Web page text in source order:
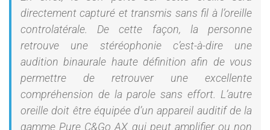
directement capturé et transmis sans fil à l’oreille
controlatérale. De cette façon, la personne
retrouve une stéréophonie c’est-à-dire une
audition binaurale haute définition afin de vous
permettre de retrouver une excellente
compréhension de la parole sans effort. L’autre
oreille doit être équipée d’un appareil auditif de la
gamme Pure C&Go AX qui peut amplifier ou non